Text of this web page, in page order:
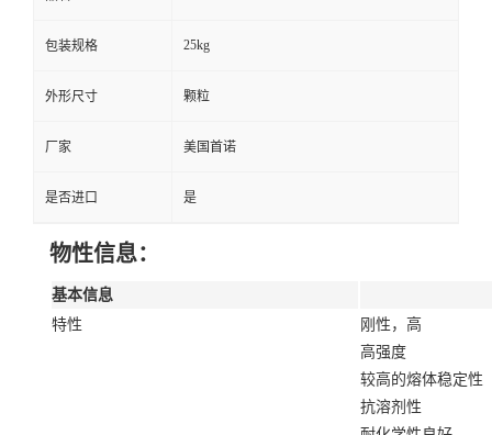
包装规格 25kg
外形尺寸 颗粒
厂家 美国首诺
是否进口 是
物性信息：
基本信息
特性
刚性，高
高强度
较高的熔体稳定性
抗溶剂性